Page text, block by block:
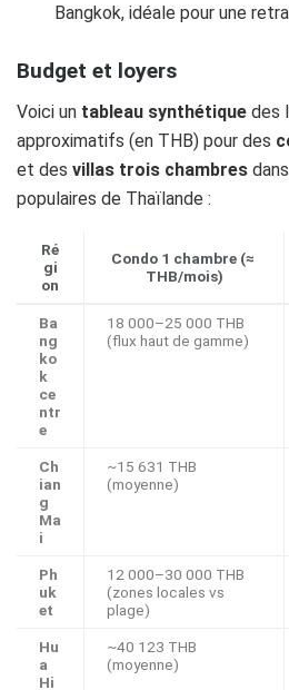
Bangkok, idéale pour une
Budget et loyers
​Voici un tableau synthétique des
approximatifs (en THB) pour des
et des villas trois chambres
populaires de Thaïlande :
Ré
gi
on
Condo 1 chambre (≈
THB/mois)
Ba
ng
ko
k
ce
ntr
e
18 000–25 000 THB
(flux haut de gamme)
Ch
ian
g
Ma
i
~15 631 THB
(moyenne)
Ph
uk
et
12 000–30 000 THB
(zones locales vs
plage)
Hu
a
Hi
~40 123 THB
(moyenne)